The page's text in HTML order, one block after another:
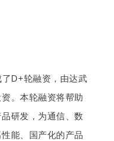
D+轮融资，由达武
。本轮融资将帮助
研发，为通信、数
能、国产化的产品